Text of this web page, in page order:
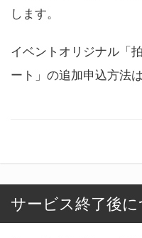
します。
イベントオリジナル「
ート」の追加申込方法は
サービス終了後